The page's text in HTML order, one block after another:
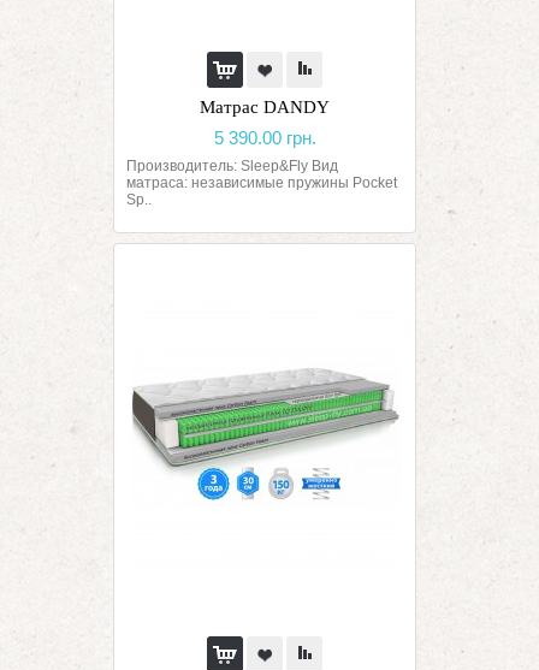
Матрас DANDY
5 390.00 грн.
Производитель: Sleep&Fly Вид
матраса: независимые пружины Pocket
Sp..